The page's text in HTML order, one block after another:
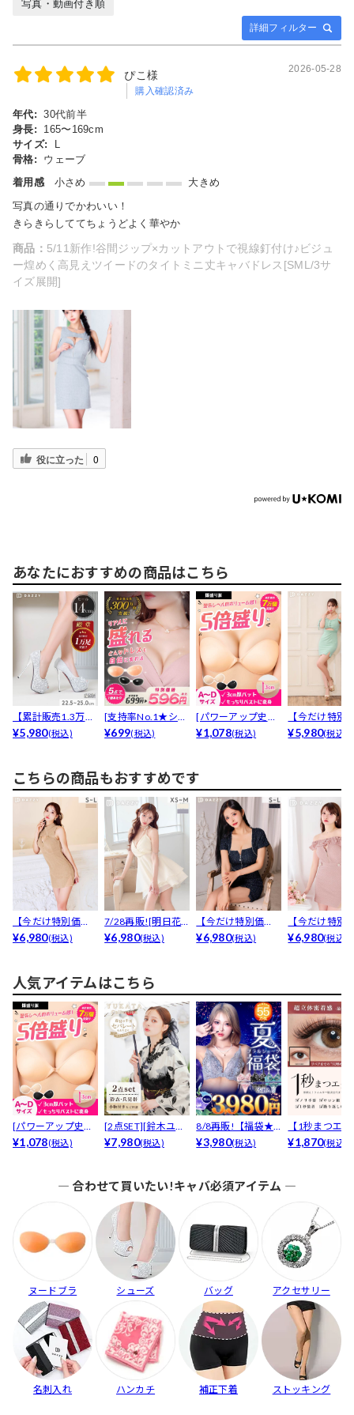
詳細フィルター
写真・動画付き順
ぴこ様
購入確認済み
2026-05-28
年代: 30代前半
身長:
165〜169cm
サイズ:
骨格:
ウェーブ
着用感
小さめ
大きめ
写真の通りでかわいい！
きらきらしててちょうどよく華やか
商品： 5/11新作!谷間ジップ×カットアウトで視線釘付け♪ビジュ
ー煌めく高見えツイードのタイトミニ丈キャバドレス[SML/3サ
イズ展開]
役に立った 0
あなたにおすすめの商品はこちら
【累計販売1.3万足
突破】「キラキラ
¥5,980(税込)
[支持率No.1★シリ
コン100％ヌー...
¥699(税込)
[パワーアップ史上
最強5倍盛りアップ
¥1,078(税込)
【今だけ特別
格】[伊藤桃々
¥5,980(税込)
こちらの商品もおすすめです
【今だけ特別価
格】色っぽい谷間
¥6,980(税込)
7/28再販![明日花
キララ着用]わず...
¥6,980(税込)
【今だけ特別価
格】きらめく高級
¥6,980(税込)
【今だけ特別
格】オフショ
¥6,980(税込)
人気アイテムはこちら
[パワーアップ史上
最強5倍盛りアップ
¥1,078(税込)
[2点SET][鈴木ユリ
ア(baby)...
¥7,980(税込)
8/8再販!【福袋★
ブラセット3点
¥3,980(税込)
【1秒まつエ
リュームタイ
¥1,870(税込)
― 合わせて買いたい!キャバ必須アイテム ―
ヌードブラ シューズ バッグ アクセサリー
名刺入れ ハンカチ 補正下着 ストッキング